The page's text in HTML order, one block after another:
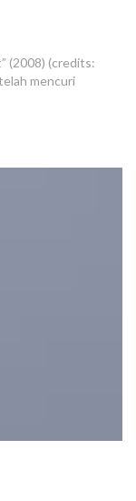
(2008) (credits:
mencuri